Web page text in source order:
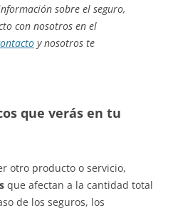
sobre el seguro,
con nosotros en el
y nosotros te
que verás en tu
otro producto o servicio,
que afectan a la cantidad total
de los seguros, los